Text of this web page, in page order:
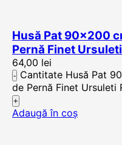
Husă Pat 90×200
Pernă Finet
64,00 lei
Cantitate Husă Pat
de Pernă Finet Ursuleti
Adaugă în coș